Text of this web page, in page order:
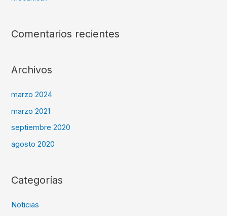
Comentarios recientes
Archivos
marzo 2024
marzo 2021
septiembre 2020
agosto 2020
Categorías
Noticias